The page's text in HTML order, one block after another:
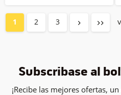
1 2 3
Subscribase al
¡Recibe las mejores ofertas,